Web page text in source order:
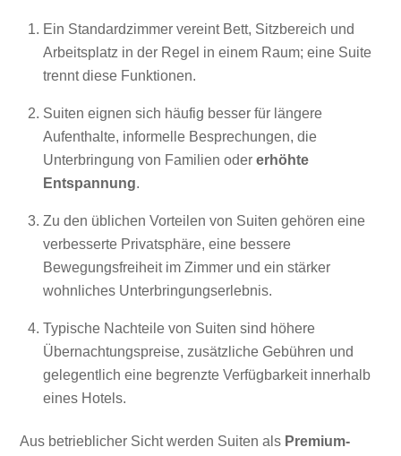
Ein Standardzimmer vereint Bett, Sitzbereich und
Arbeitsplatz in der Regel in einem Raum; eine Suite
trennt diese Funktionen.
Suiten eignen sich häufig besser für längere
Aufenthalte, informelle Besprechungen, die
Unterbringung von Familien oder erhöhte
Entspannung.
Zu den üblichen Vorteilen von Suiten gehören eine
verbesserte Privatsphäre, eine bessere
Bewegungsfreiheit im Zimmer und ein stärker
wohnliches Unterbringungserlebnis.
Typische Nachteile von Suiten sind höhere
Übernachtungspreise, zusätzliche Gebühren und
gelegentlich eine begrenzte Verfügbarkeit innerhalb
eines Hotels.
Aus betrieblicher Sicht werden Suiten als Premium-